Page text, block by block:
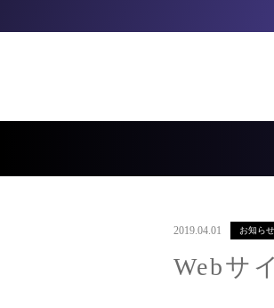
2019.04.01 お知らせ
Webサ